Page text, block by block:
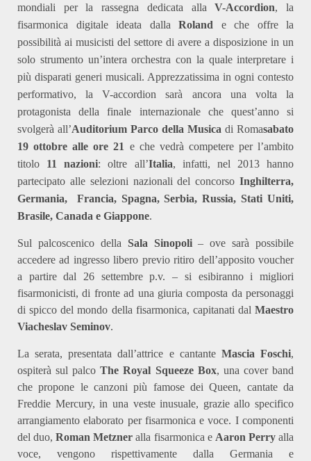
mondiali per la rassegna dedicata allaV-Accordion, la
fisarmonica digitale ideata dalla Roland e che offre la
possibilità ai musicisti del settore di avere a disposizione in un
solo strumento un’intera orchestra con la quale interpretare i
più disparati generi musicali. Apprezzatissima in ogni contesto
performativo, la V-accordion sarà ancora una volta la
protagonista della finale internazionale che quest’anno si
svolgerà all’Auditorium Parco della Musica di Romasabato
19 ottobre alle ore 21 e che vedrà competere per l’ambito
titolo 11 nazioni: oltre all’Italia, infatti, nel 2013 hanno
partecipato alle selezioni nazionali del concorso Inghilterra,
Germania, Francia, Spagna, Serbia, Russia, Stati Uniti,
Brasile, Canada e Giappone.
Sul palcoscenico della Sala Sinopoli– ove sarà possibile
accedere ad ingresso libero previo ritiro dell’apposito voucher
a partire dal 26 settembre p.v. – si esibiranno i migliori
fisarmonicisti, di fronte ad una giuria composta da personaggi
di spicco del mondo della fisarmonica, capitanati dal Maestro
Viacheslav Seminov.
La serata, presentata dall’attrice e cantante Mascia Foschi,
ospiterà sul palcoThe Royal Squeeze Box, una cover band
che propone le canzoni più famose dei Queen, cantate da
Freddie Mercury, in una veste inusuale, grazie allo specifico
arrangiamento elaborato per fisarmonica e voce. I componenti
del duo,Roman Metzner alla fisarmonica e Aaron Perryalla
voce, vengono rispettivamente dalla Germania e